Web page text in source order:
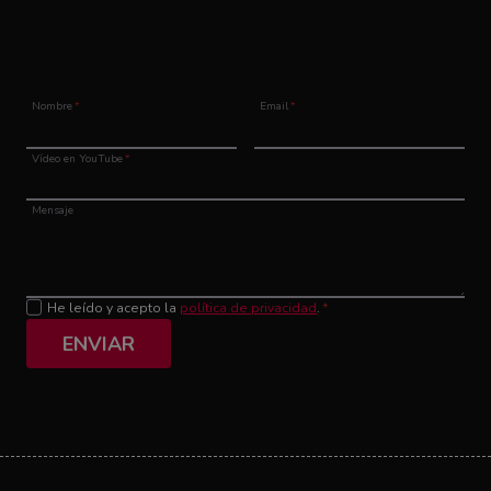
Nombre* Email*
Vídeo en YouTube*
Mensaje
He leído y acepto la política de privacidad. *
ENVIAR